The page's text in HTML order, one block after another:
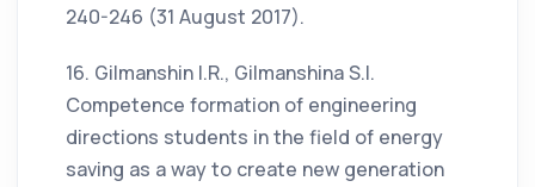
240-246 (31 August 2017).
16. Gilmanshin I.R., Gilmanshina S.I.
Competence formation of engineering
directions students in the field of energy
saving as a way to create new generation